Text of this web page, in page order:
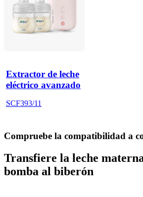
Extractor de leche
eléctrico avanzado
SCF393/11
Compruebe la compatibilidad a
Transfiere la leche
bomba al biberón